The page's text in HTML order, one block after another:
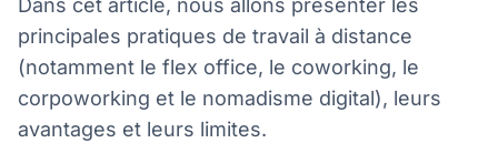
Dans cet article, nous allons présenter les
principales pratiques de travail à distance
(notamment le flex office, le coworking, le
corpoworking et le nomadisme digital), leurs
avantages et leurs limites.